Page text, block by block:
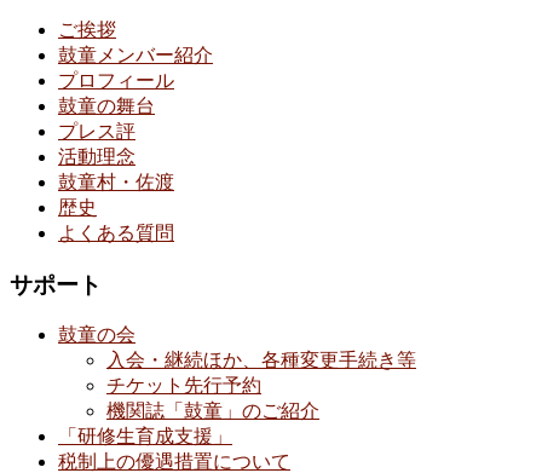
ご挨拶
鼓童メンバー紹介
プロフィール
鼓童の舞台
プレス評
活動理念
鼓童村・佐渡
歴史
よくある質問
サポート
鼓童の会
入会・継続ほか、各種変更手続き等
チケット先行予約
機関誌「鼓童」のご紹介
「研修生育成支援」
税制上の優遇措置について